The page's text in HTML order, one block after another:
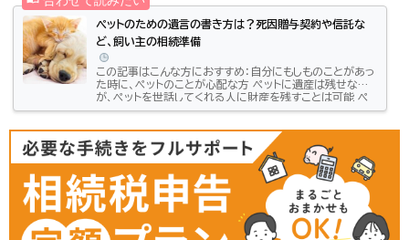
ペットのための遺言の書き方は？死因贈与契約や信託な
ど、飼い主の相続準備
この記事はこんな方におすすめ：自分にもしものことがあっ
た時に、ペットのことが心配な方 ペットに遺産は残せない
が、ペットを世話してくれる人に財産を残すことは可能 ペ
ットのために財産を残すには、遺言により負担付遺贈をお
死因贈与契約や負担付生前契約、信託もある自らの死後、
犬や猫といったペットに遺産を残したいと思う方も多いで
しょう。しかし、人間であれば相続人になったり遺言の内容
にしたがって財産を受け取ったりすることが可能ですが、
動物は相続人になること...